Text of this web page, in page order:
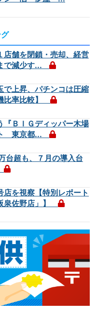
店舗を閉鎖・売却、経営
で減少す...
で上昇、パチンコは圧縮
比率比較】
『ＢＩＧディッパー木場
東京都...
台超も、７月の導入台
店を視察【特別レポート
泉佐野店」】